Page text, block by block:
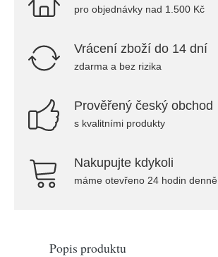
pro objednávky nad 1.500 Kč
Vrácení zboží do 14 dní
zdarma a bez rizika
Prověřený český obchod
s kvalitními produkty
Nakupujte kdykoli
máme otevřeno 24 hodin denně
Popis produktu